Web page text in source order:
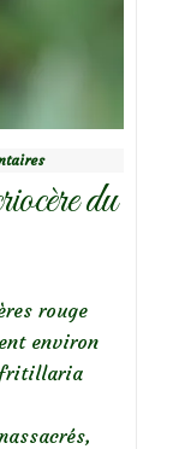
du
rouge
environ
fritillaria